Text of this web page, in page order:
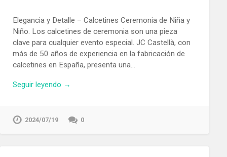
Elegancia y Detalle – Calcetines Ceremonia de Niña y
Niño. Los calcetines de ceremonia son una pieza
clave para cualquier evento especial. JC Castellà, con
más de 50 años de experiencia en la fabricación de
calcetines en España, presenta una…
Seguir leyendo →
2024/07/19 0